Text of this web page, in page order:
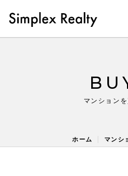
マンションを
ホーム マンシ